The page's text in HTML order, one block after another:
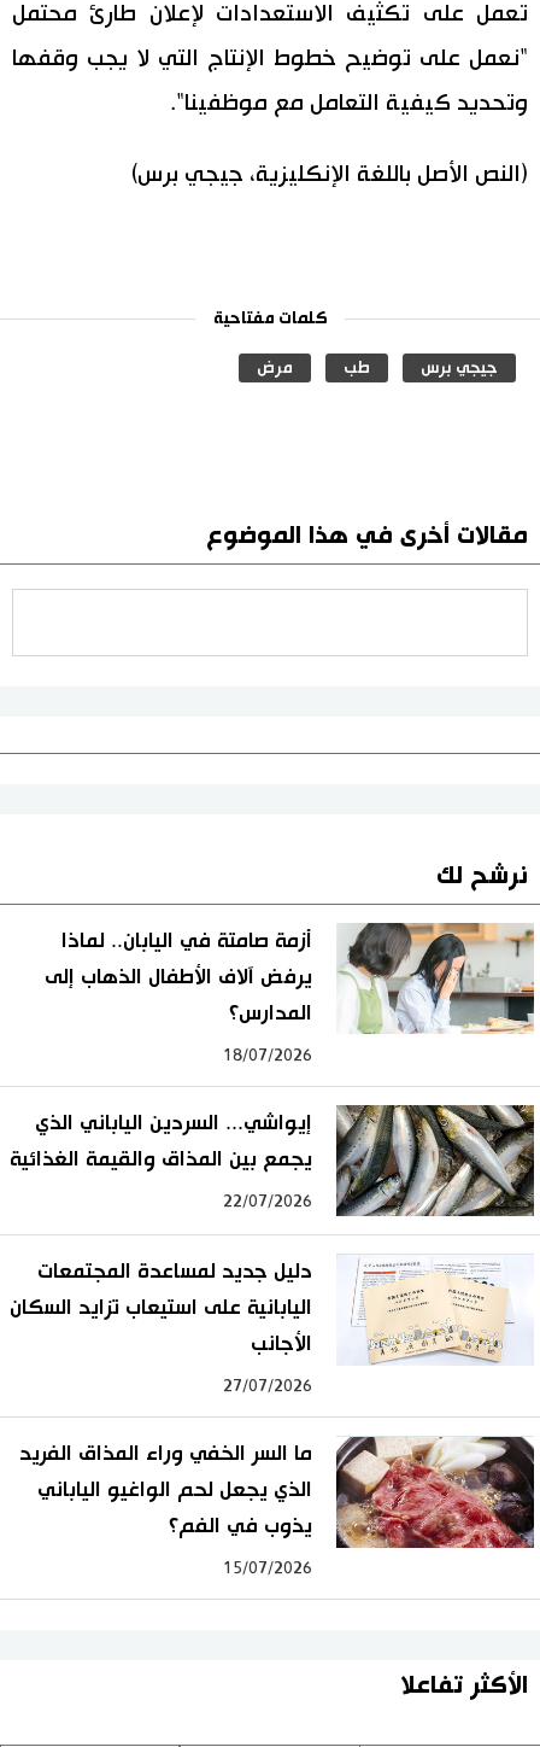
تعمل على تكثيف الاستعدادات لإعلان طارئ محتمل
"نعمل على توضيح خطوط الإنتاج التي لا يجب وقفها
وتحديد كيفية التعامل مع موظفينا".
(النص الأصل باللغة الإنكليزية، جيجي برس)
كلمات مفتاحية
جيجي برس طب مرض
مقالات أخرى في هذا الموضوع
نرشح لك
أزمة صامتة في اليابان.. لماذا
يرفض آلاف الأطفال الذهاب إلى
المدارس؟
18/07/2026
إيواشي... السردين الياباني الذي
يجمع بين المذاق والقيمة الغذائية
22/07/2026
دليل جديد لمساعدة المجتمعات
اليابانية على استيعاب تزايد السكان
الأجانب
27/07/2026
ما السر الخفي وراء المذاق الفريد
الذي يجعل لحم الواغيو الياباني
يذوب في الفم؟
15/07/2026
الأكثر تفاعلا